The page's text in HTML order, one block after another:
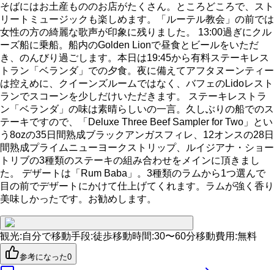
そばにはお土産もののお店がたくさん。ところどころで、スト
リートミュージックも楽しめます。「ルーテル教会」の前では
女性の方の綺麗な歌声が印象に残りました。 13:00過ぎにクル
ーズ船に乗船。船内のGolden Lionで昼食とビールをいただ
き、のんびり過ごします。本日は19:45から有料ステーキレス
トラン「ベランダ」での夕食。夜に備えてアフタヌーンティー
は控えめに、クイーンズルームではなく、バフェのLidoレスト
ランでスコーンを少しだけいただきます。 ステーキレストラ
ン「ベランダ」の味は素晴らしいの一言。久しぶりの船でのス
テーキですので、「Deluxe Three Beef Sampler for Two」とい
う8ozの35日間熟成ブラックアンガスフィレ、12オンスの28日
間熟成プライムニューヨークストリップ、ルイジアナ・ショー
トリブの3種類のステーキの組み合わせをメインに頂きまし
た。 デザートは「Rum Baba」。3種類のラムから1つ選んで
目の前でデザートにかけて仕上げてくれます。ラムが強く香り
美味しかったです。お勧めします。
観光:自分で移動手段:徒歩移動時間:30〜60分移動費用 :無料
参考になった0